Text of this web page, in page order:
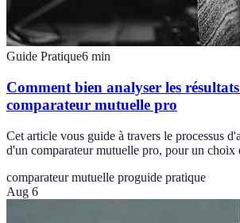
Guide Pratique6 min
Comment bien analyser les
comparateur mutuelle pro
Cet article vous guide à travers le processus
d'un comparateur mutuelle pro, pour un choix
comparateur mutuelle proguide pratique
Aug 6